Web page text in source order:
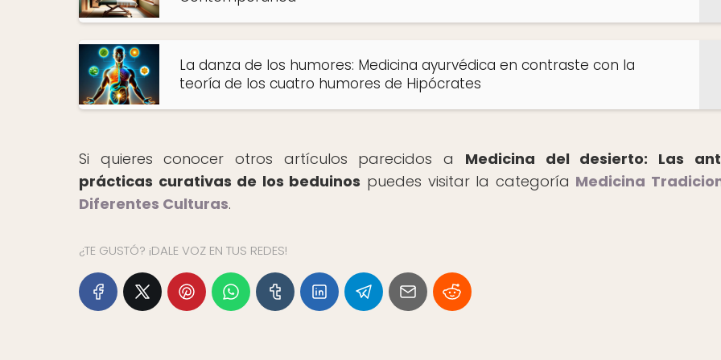
La danza de los humores: Medicina ayurvédica en contraste con la
teoría de los cuatro humores de Hipócrates
Si quieres conocer otros artículos parecidos a Medicina del desierto: Las
prácticas curativas de los beduinos puedes visitar la categoría Medicina
Diferentes Culturas.
¿TE GUSTÓ? ¡DALE VOZ EN TUS REDES!